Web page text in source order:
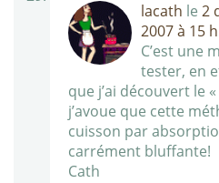
lacath le 2
2007 à 15
C’est une
tester, en
que j’ai découvert le
j’avoue que cette
cuisson par
carrément bluffante!
Cath